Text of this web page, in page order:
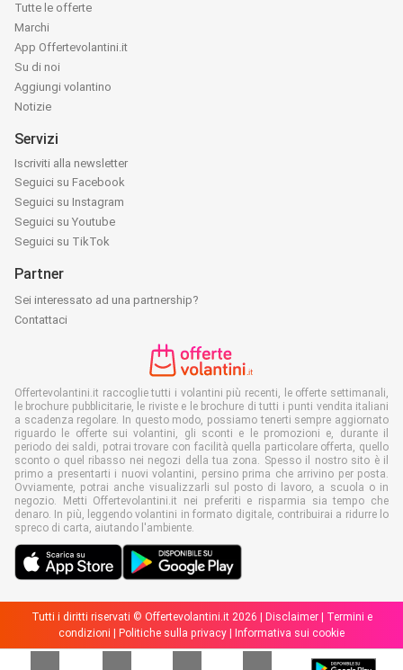
Tutte le offerte
Marchi
App Offertevolantini.it
Su di noi
Aggiungi volantino
Notizie
Servizi
Iscriviti alla newsletter
Seguici su Facebook
Seguici su Instagram
Seguici su Youtube
Seguici su TikTok
Partner
Sei interessato ad una partnership?
Contattaci
Offertevolantini.it raccoglie tutti i volantini più recenti, le offerte settimanali,
le brochure pubblicitarie, le riviste e le brochure di tutti i punti vendita italiani
a scadenza regolare. In questo modo, possiamo tenerti sempre aggiornato
riguardo le offerte sui volantini, gli sconti e le promozioni e, durante il
periodo dei saldi, potrai trovare con facilità quella particolare offerta, quello
sconto o quel ribasso nei negozi della tua zona. Spesso il nostro sito è il
primo a presentarti i nuovi volantini, persino prima che arrivino per posta.
Ovviamente, potrai anche visualizzarli sul posto di lavoro, a scuola o in
negozio. Metti Offertevolantini.it nei preferiti e risparmia sia tempo che
denaro. In più, leggendo volantini in formato digitale, contribuirai a ridurre lo
spreco di carta, aiutando l'ambiente.
Tutti i diritti riservati © Offertevolantini.it 2026 | Disclaimer|
Termini e
condizioni
Politiche sulla privacy Informativa sui cookie